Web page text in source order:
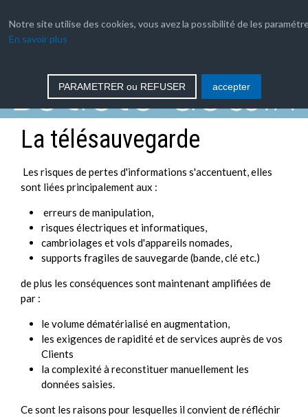
04 66 35 03 08
La télésauvegarde
Les risques de pertes d'informations s'accentuent, elles
sont liées principalement aux :
erreurs de manipulation,
risques électriques et informatiques,
cambriolages et vols d'appareils nomades,
supports fragiles de sauvegarde (bande, clé etc.)
de plus les conséquences sont maintenant amplifiées de
par :
le volume dématérialisé en augmentation,
les exigences de rapidité et de services auprès de vos
Clients
la complexité à reconstituer manuellement les
données saisies.
Ce sont les raisons pour lesquelles il convient de réfléchir
Notre site utilise des cookies, vous avez la possibilité de les
En savoir plus
PARAMETRER ou REFUSER accepter